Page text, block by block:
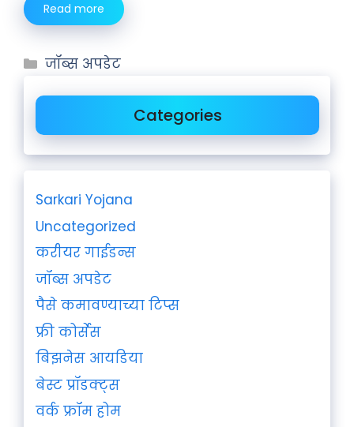
Read more
जॉब्स अपडेट
Categories
Sarkari Yojana
Uncategorized
करीयर गाईडन्स
जॉब्स अपडेट
पैसे कमावण्याच्या टिप्स
फ्री कोर्सेस
बिझनेस आयडिया
बेस्ट प्रॉडक्ट्स
वर्क फ्रॉम होम